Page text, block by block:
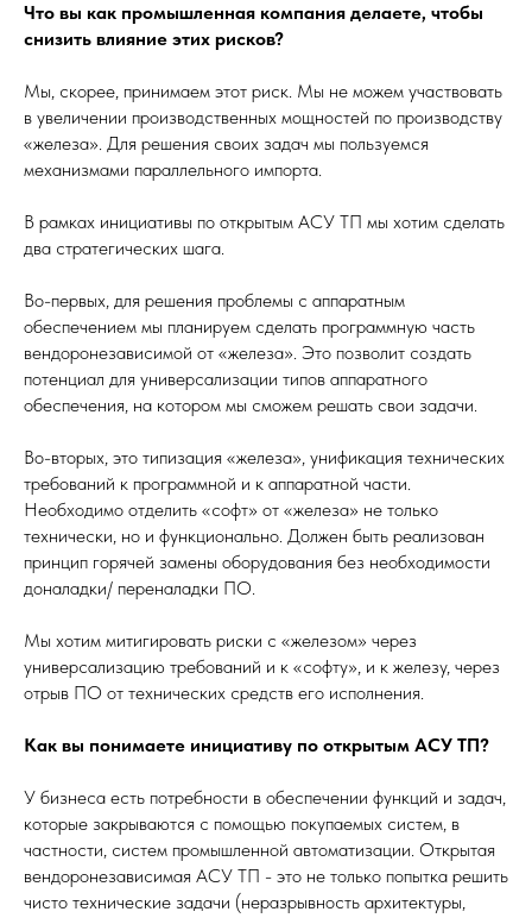
Что вы как промышленная компания делаете, чтобы
снизить влияние этих рисков?
Мы, скорее, принимаем этот риск. Мы не можем участвовать
в увеличении производственных мощностей по производству
«железа». Для решения своих задач мы пользуемся
механизмами параллельного импорта.
В рамках инициативы по открытым АСУ ТП мы хотим сделать
два стратегических шага.
Во-первых, для решения проблемы с аппаратным
обеспечением мы планируем сделать программную часть
вендоронезависимой от «железа». Это позволит создать
потенциал для универсализации типов аппаратного
обеспечения, на котором мы сможем решать свои задачи.
Во-вторых, это типизация «железа», унификация технических
требований к программной и к аппаратной части.
Необходимо отделить «софт» от «железа» не только
технически, но и функционально. Должен быть реализован
принцип горячей замены оборудования без необходимости
доналадки/ переналадки ПО.
Мы хотим митигировать риски с «железом» через
универсализацию требований и к «софту», и к железу, через
отрыв ПО от технических средств его исполнения.
Как вы понимаете инициативу по открытым АСУ ТП?
У бизнеса есть потребности в обеспечении функций и задач,
которые закрываются с помощью покупаемых систем, в
частности, систем промышленной автоматизации. Открытая
вендоронезависимая АСУ ТП - это не только попытка решить
чисто технические задачи (неразрывность архитектуры,